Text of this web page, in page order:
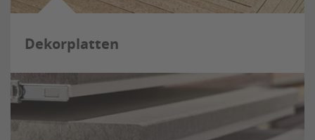
Dekorplatten